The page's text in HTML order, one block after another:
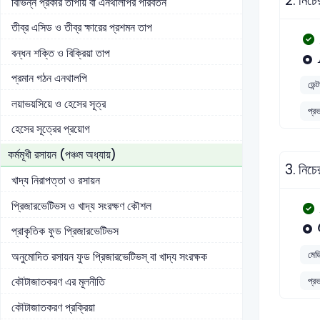
তীব্র এসিড ও তীব্র ক্ষারের প্রশমন তাপ
বন্ধন শক্তি ও বিক্রিয়া তাপ
প্রমান গঠন এনথালপি
লয়াভয়সিয়ে ও হেসের সূত্র
হেসের সূত্রের প্রয়োগ
কর্মমূখী রসায়ন (পঞ্চম অধ্যায়)
খাদ্য নিরাপত্তা ও রসায়ন
প্রিজারভেটিভস ও খাদ্য সংরক্ষণ কৌশল
প্রাকৃতিক ফুড প্রিজারভেটিভস
অনুমোদিত রসায়ন ফুড প্রিজারভেটিভস্ বা খাদ্য সংরক্ষক
কৌটাজাতকরণ এর মূলনীতি
কৌটাজাতকরণ প্রক্রিয়া
3.